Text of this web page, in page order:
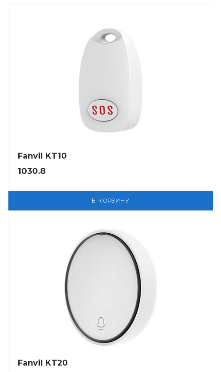
Fanvil KT10
1030.8
В КОРЗИНУ
Fanvil KT20